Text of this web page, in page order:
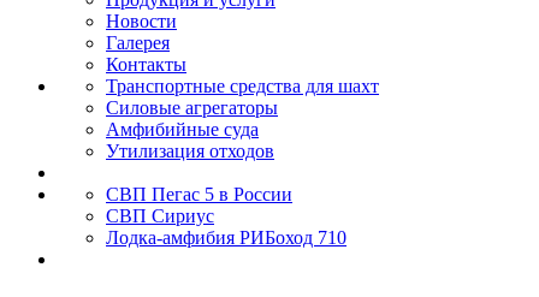
Новости
Галерея
Контакты
Транспортные средства для шахт
Силовые агрегаторы
Амфибийные суда
Утилизация отходов
СВП Пегас 5 в России
СВП Сириус
Лодка-амфибия РИБоход 710